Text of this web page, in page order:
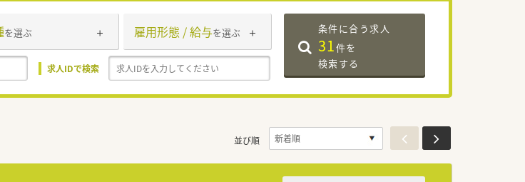
を選ぶ 雇用形態 / 給与を選ぶ
求人IDで検索
条件に合う求人
31件を
検索する
並び順